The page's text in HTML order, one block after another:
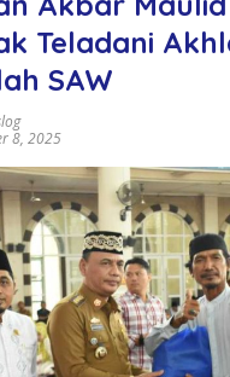
Teladani
SAW
8, 2025